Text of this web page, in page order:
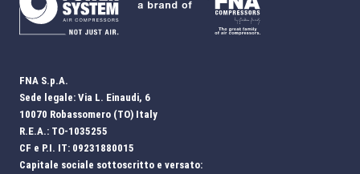
FNA S.p.A.
Sede legale: Via L. Einaudi, 6
10070 Robassomero (TO) Italy
R.E.A.: TO-1035255
CF e P.I. IT: 09231880015
Capitale sociale sottoscritto e versato: